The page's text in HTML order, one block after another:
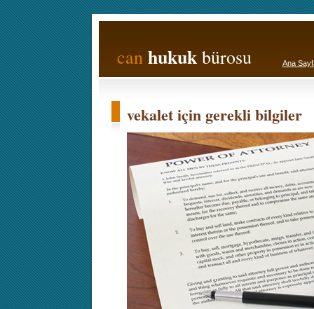
can hukuk bürosu Ana
vekalet için gerekli bilgiler